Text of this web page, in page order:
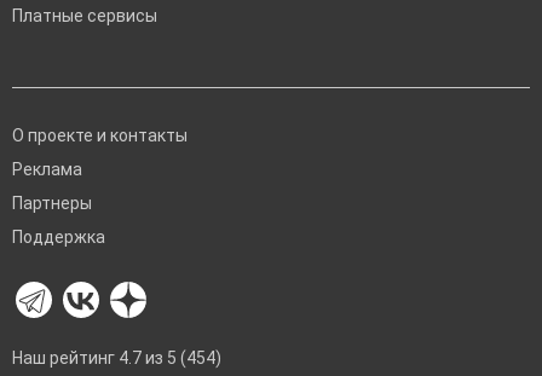
Платные сервисы
О проекте и контакты
Реклама
Партнеры
Поддержка
Наш рейтинг 4.7 из 5 (454)